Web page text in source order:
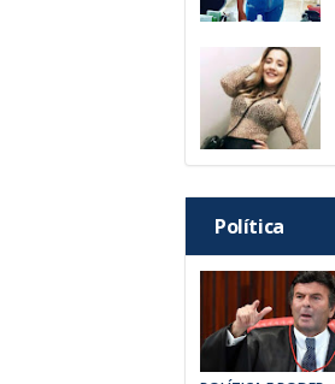
Política